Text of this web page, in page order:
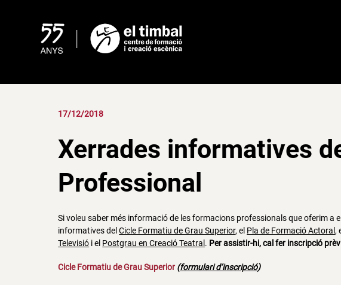
17/12/2018
Xerrades informatives
Professional
Si voleu saber més informació de les formacions professionals que oferim a
informatives delCicle Formatiu de Grau Superior, el Pla de Formació Actoral ,
Televisió i el Postgrau en Creació Teatral . Per assistir-hi, cal fer inscripció
Cicle Formatiu de Grau Superior (formulari d’inscripció)